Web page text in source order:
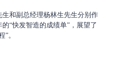
和副总经理杨林生先生分别作
“快发智造的成绩单”，展望了
”。